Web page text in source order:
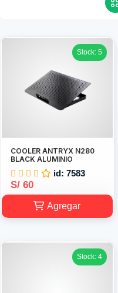
Stock: 5
COOLER ANTRYX N280
BLACK ALUMINIO
id: 7583
S/ 60
Agregar
Stock: 4